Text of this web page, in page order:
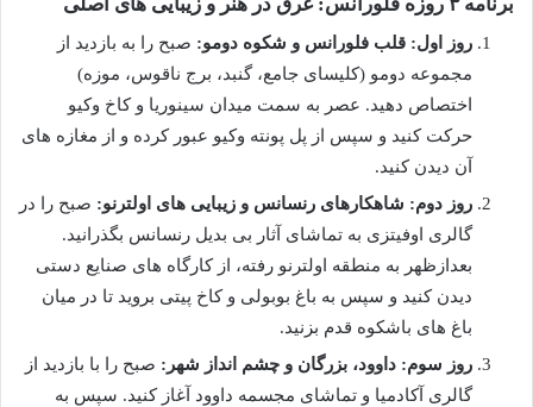
روز اول: قلب فلورانس و شکوه دومو: صبح را به بازدید از
مجموعه دومو (کلیسای جامع، گنبد، برج ناقوس، موزه)
اختصاص دهید. عصر به سمت میدان سینوریا و کاخ وکیو
حرکت کنید و سپس از پل پونته وکیو عبور کرده و از مغازه های
آن دیدن کنید.
روز دوم: شاهکارهای رنسانس و زیبایی های اولترنو: صبح را در
گالری اوفیتزی به تماشای آثار بی بدیل رنسانس بگذرانید.
بعدازظهر به منطقه اولترنو رفته، از کارگاه های صنایع دستی
دیدن کنید و سپس به باغ بوبولی و کاخ پیتی بروید تا در میان
باغ های باشکوه قدم بزنید.
روز سوم: داوود، بزرگان و چشم انداز شهر: صبح را با بازدید از
گالری آکادمیا و تماشای مجسمه داوود آغاز کنید. سپس به